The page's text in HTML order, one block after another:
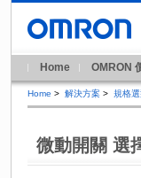
Home OMRON
Home > 解決方案 > 規格選
微動開關 選